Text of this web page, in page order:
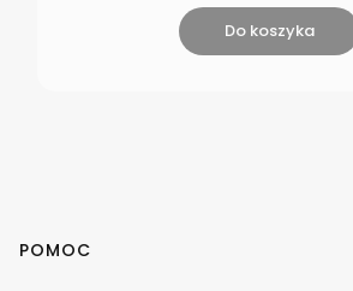
Do koszyka
Linki w stopce
POMOC